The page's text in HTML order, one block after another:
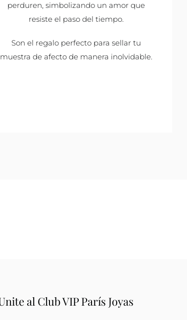
perduren, simbolizando un amor que
resiste el paso del tiempo.
Son el regalo perfecto para sellar tu
muestra de afecto de manera inolvidable.
al Club VIP París Joyas